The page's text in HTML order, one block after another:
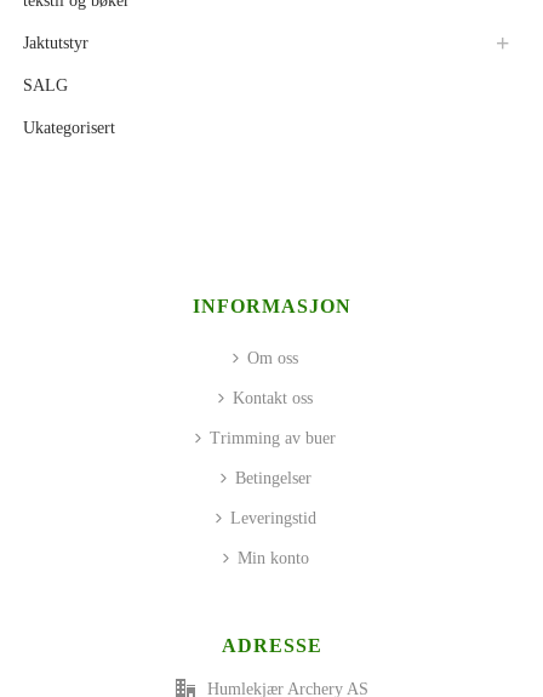
Jaktutstyr
SALG
Ukategorisert
INFORMASJON
Om oss
Kontakt oss
Trimming av buer
Betingelser
Leveringstid
Min konto
ADRESSE
Humlekjær Archery AS